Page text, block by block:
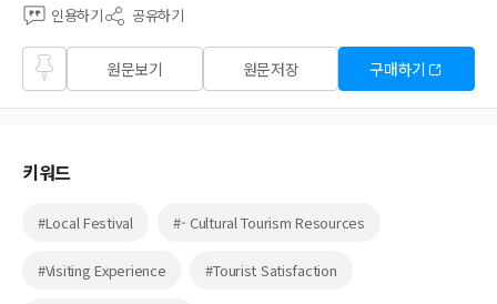
인용하기 공유하기
즐겨
찾기
원문보기 원문저장 구매하기
키워드
#Local Festival #- Cultural Tourism Resources
#Visiting Experience #Tourist Satisfaction